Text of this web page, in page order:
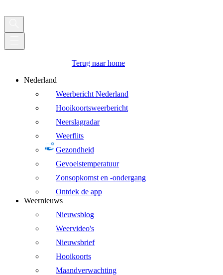
Terug naar home
Nederland
Weerbericht Nederland
Hooikoortsweerbericht
Neerslagradar
Weerflits
Gezondheid
Gevoelstemperatuur
Zonsopkomst en -ondergang
Ontdek de app
Weernieuws
Nieuwsblog
Weervideo's
Nieuwsbrief
Hooikoorts
Maandverwachting